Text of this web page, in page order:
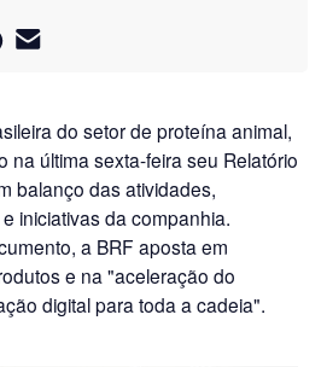
do setor de proteína animal,
na última sexta-feira seu Relatório
balanço das atividades,
iniciativas da companhia.
a BRF aposta em
e na "aceleração do
digital para toda a cadeia".